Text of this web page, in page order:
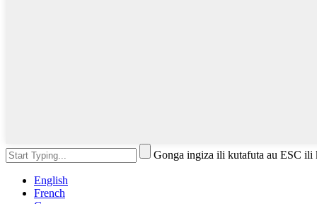
Gonga ingiza ili kutafuta au ESC ili
English
French